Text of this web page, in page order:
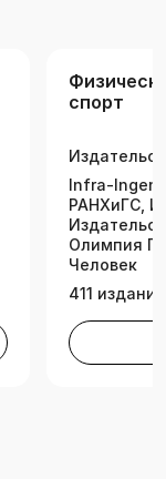
спорт
Infra-
РАНХиГС,
Олимпия
Человек
411 изданий